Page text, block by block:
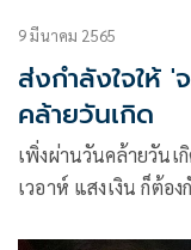
9 มีนาคม 2565
ส่งกำลังใจให้ '
คล้ายวันเกิด
เพิ่งผ่านวันคล้ายวันเ
เวอาห์ แสงเงิน ก็ต้อง